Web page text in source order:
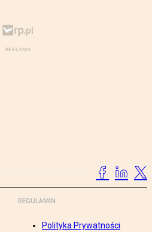
REGULAMIN
Polityka Prywatności